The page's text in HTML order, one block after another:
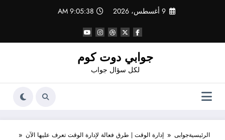
9 أغسطس، 2026 9:05:39 AM
جوابي دوت كوم
لكل سؤال جواب
الرئيسيةجوابى إدارة الوقت | طرق فعالة لإدارة الوقت تعرف عليها الآن